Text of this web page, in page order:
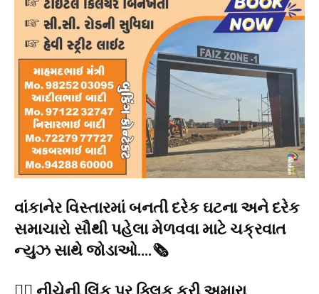
વાંકાનેર વિસ્તારમાં બનતી દરેક ઘટના અને દરેક
સમાચારો સૌથી પહેલા મેળવવા માટે ચક્રવાત
ન્યુઝ સાથે જોડાઓ….🗞️